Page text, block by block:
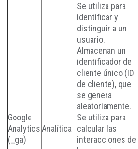
Google
Analytics
(_ga)
Analítica
Se utiliza para
identificar y
distinguir a un
usuario.
Almacenan un
identificador de
cliente único (ID
de cliente), que
se genera
aleatoriamente.
Se utiliza para
calcular las
interacciones de